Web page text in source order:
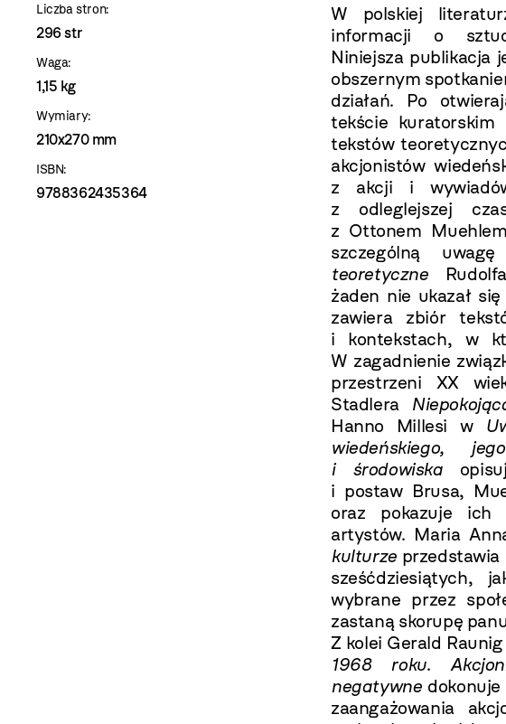
Liczba stron:
296 str
Waga:
1,15 kg
Wymiary:
210x270 mm
ISBN:
9788362435364
W polskiej
informacji o
Niniejsza publikacja
obszernym
działań. Po
tekście kuratorskim
tekstów
akcjonistów
z akcji i
z odleglejszej
z Ottonem
szczególną
teoretyczne
żaden nie ukazał
zawiera zbiór
i kontekstach, w
W zagadnienie
przestrzeni XX
Stadlera
Hanno Millesi w
wiedeńskiego,
i środowiska
i postaw Brusa,
oraz pokazuje ich
artystów. Maria
kulturze
sześćdziesiątych,
wybrane przez
zastaną skorupę
Z kolei Gerald
1968 roku.
negatywnedokonuje
zaangażowania